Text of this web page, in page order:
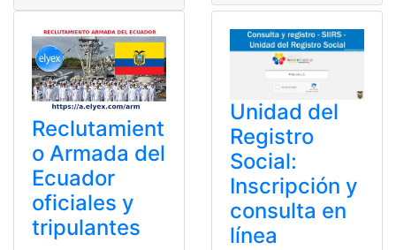
Reclutamient
o Armada del
Ecuador
oficiales y
tripulantes
Unidad del
Registro
Social:
Inscripción y
consulta en
línea